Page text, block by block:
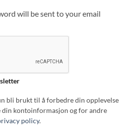
will be sent to your email
bli brukt til å forbedre din opplevelse
din kontoinformasjon og for andre
policy.